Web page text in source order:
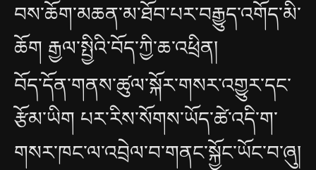
བས་ཆོག་མཆན་མ་ཐོབ་པར་བརྒྱུད་འགོད་མི་
ཆོག རྒྱལ་སྤྱིའི་བོད་ཀྱི་ཆ་འཕྲིན།
བོད་དོན་གནས་ཚུལ་སྐོར་གསར་འགྱུར་དང་
རྩོམ་ཡིག པར་རིས་སོགས་ཡོད་ཚེ་འདི་ག་
གསར་ཁང་ལ་འབྲེལ་བ་གནང་སྐྱོང་ཡོང་བ་ཞུ།